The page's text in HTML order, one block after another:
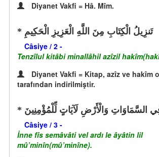
Diyanet Vakfi = Hâ. Mîm.
تَنزِيلُ الْكِتَابِ مِنَ اللَّهِ الْعَزِيزِ الْحَكِيمِ
Câsiye / 2 -
Tenzîlul kitâbi minallâhil azîzil
Diyanet Vakfi = Kitap, azîz ve hakîm
tarafından indirilmiştir.
السَّمَاوَاتِ وَالْأَرْضِ لَآيَاتٍ لِّلْمُؤْمِنِينَ
Câsiye / 3 -
İnne fîs semâvâti vel ardı le âyâtin lil
mû’minîn(mû’minîne).